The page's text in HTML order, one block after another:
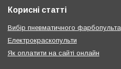
Корисні статті
Вибір пневматичного фарбопульта
Електрокраскопульти
Як оплатити на сайті онлайн